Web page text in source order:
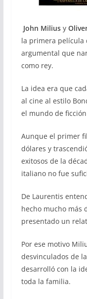
John Miliusy
la primera película
argumental que
como rey.
La idea era que
al cine al estilo
el mundo de
Aunque el primer
dólares y
exitosos de la
italiano no fue
De Laurentis
hecho mucho más
presentado un
Por ese motivo
desvinculados de
desarrolló con la
toda la familia.